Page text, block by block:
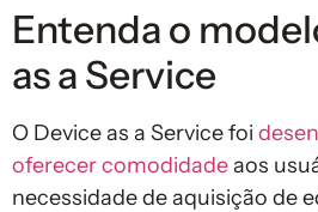
Entenda o
as a Service
O Device as a Service foi
oferecer comodidadeaos
necessidade de aquisição de